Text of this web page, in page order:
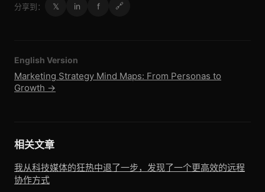
分享到： 𝕏 in f 🔗
English Version
Marketing Strategy Mind Maps: From Personas to
Growth →
相关文章
我从科技媒体的狂热中退了一步，发现了一个更高效的远程
协作方式